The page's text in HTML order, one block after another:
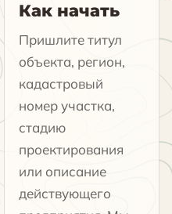
Как начать
Пришлите титул
объекта, регион,
кадастровый
номер участка,
стадию
проектирования
или описание
действующего